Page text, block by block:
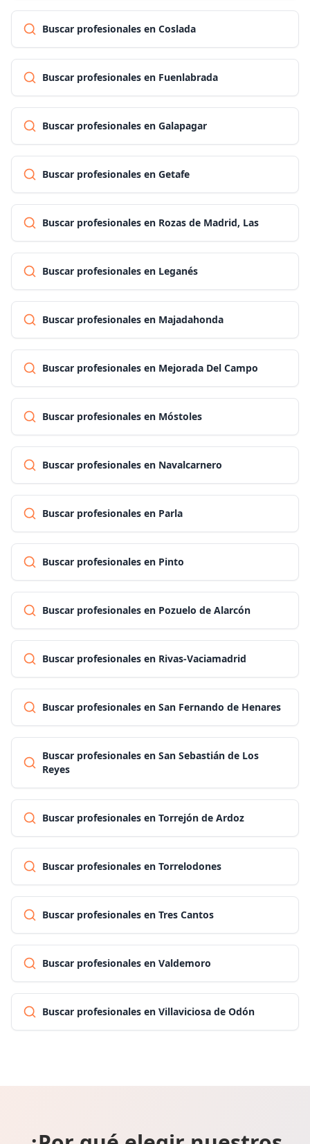
Buscar profesionales en Coslada
Buscar profesionales en Fuenlabrada
Buscar profesionales en Galapagar
Buscar profesionales en Getafe
Buscar profesionales en Rozas de Madrid, Las
Buscar profesionales en Leganés
Buscar profesionales en Majadahonda
Buscar profesionales en Mejorada Del Campo
Buscar profesionales en Móstoles
Buscar profesionales en Navalcarnero
Buscar profesionales en Parla
Buscar profesionales en Pinto
Buscar profesionales en Pozuelo de Alarcón
Buscar profesionales en Rivas-Vaciamadrid
Buscar profesionales en San Fernando de Henares
Buscar profesionales en San Sebastián de Los
Reyes
Buscar profesionales en Torrejón de Ardoz
Buscar profesionales en Torrelodones
Buscar profesionales en Tres Cantos
Buscar profesionales en Valdemoro
Buscar profesionales en Villaviciosa de Odón